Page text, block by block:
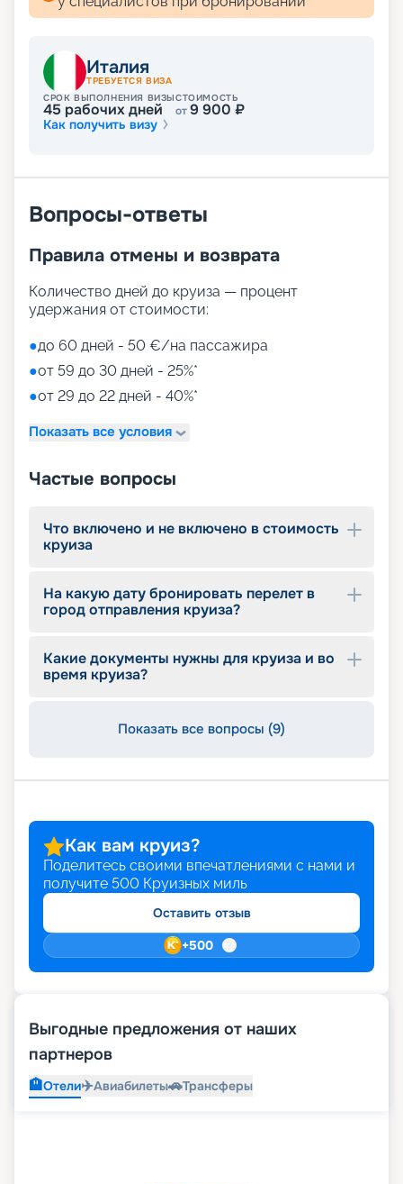
концепции. Выбирайте на свой вкус!
Развлечения на лайнере
Лайнер предлагает огромное разнообразие
На выбор представлены такие пространства:
релаксационный комплекс только для взрослых)
бассейнами, клубами, игровыми зонами)
для детей)
Aquapark (с открытыми игровыми
водными пушками, 3 водными горками с
эффектами виртуальной реальности)
мини-гольф и теннис
7 бассейнов
детский внутренний комплекс,
Италия
ТРЕБУЕТСЯ ВИЗА
СРОК ВЫПОЛНЕНИЯ ВИЗЫ
45 рабочих дней
СТОИМОСТЬ
от9 900 ₽
Как получить визу
Вопросы-ответы
Правила отмены и возврата
Количество дней до круиза — процент
удержания от стоимости:
●до 60 дней - 50 €/на пассажира
●от 59 до 30 дней - 25%*
●от 29 до 22 дней - 40%*
Показать все условия
Частые вопросы
Что включено и не включено в стоимость
круиза
На какую дату бронировать перелет в
город отправления круиза?
Какие документы нужны для круиза и во
время круиза?
Показать все вопросы (9)
Как вам круиз?
Поделитесь своими впечатлениями с нами и
получите 500 Круизных миль
Оставить отзыв
+500
Выгодные предложения от наших
партнеров
🏨Отели✈️Авиабилеты🚗Трансферы